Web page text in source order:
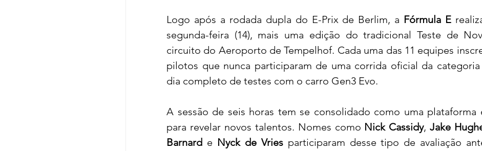
Logo após a rodada dupla do E-Prix de Berlim, a Fórmula E
segunda-feira (14), mais uma edição do tradicional Teste de
circuito do Aeroporto de Tempelhof. Cada uma das 11 equipes
pilotos que nunca participaram de uma corrida oficial da
dia completo de testes com o carro Gen3 Evo.
A sessão de seis horas tem se consolidado como uma plataforma
para revelar novos talentos. Nomes como Nick Cassidy, Jake
Barnard e Nyck de Vries participaram desse tipo de avaliação